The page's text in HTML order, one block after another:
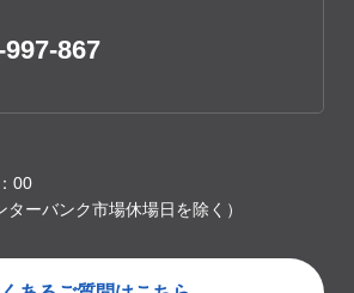
997-867
00
ターバンク市場休場日を除く）